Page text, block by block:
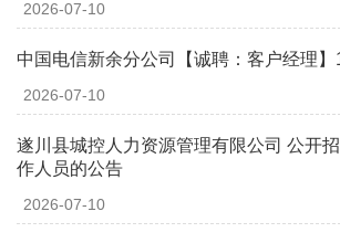
2026-07-10
中国电信新余分公司【诚聘：客户经理】
2026-07-10
遂川县城控人力资源管理有限公司 公开
作人员的公告
2026-07-10